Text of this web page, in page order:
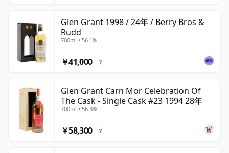
Glen Grant 1998 / 24年 / Berry Bros &
Rudd
700ml • 56.1%
￥41,000 ?
Glen Grant Carn Mor Celebration Of
The Cask - Single Cask #23 1994 28年
700ml • 56.3%
￥58,300 ?